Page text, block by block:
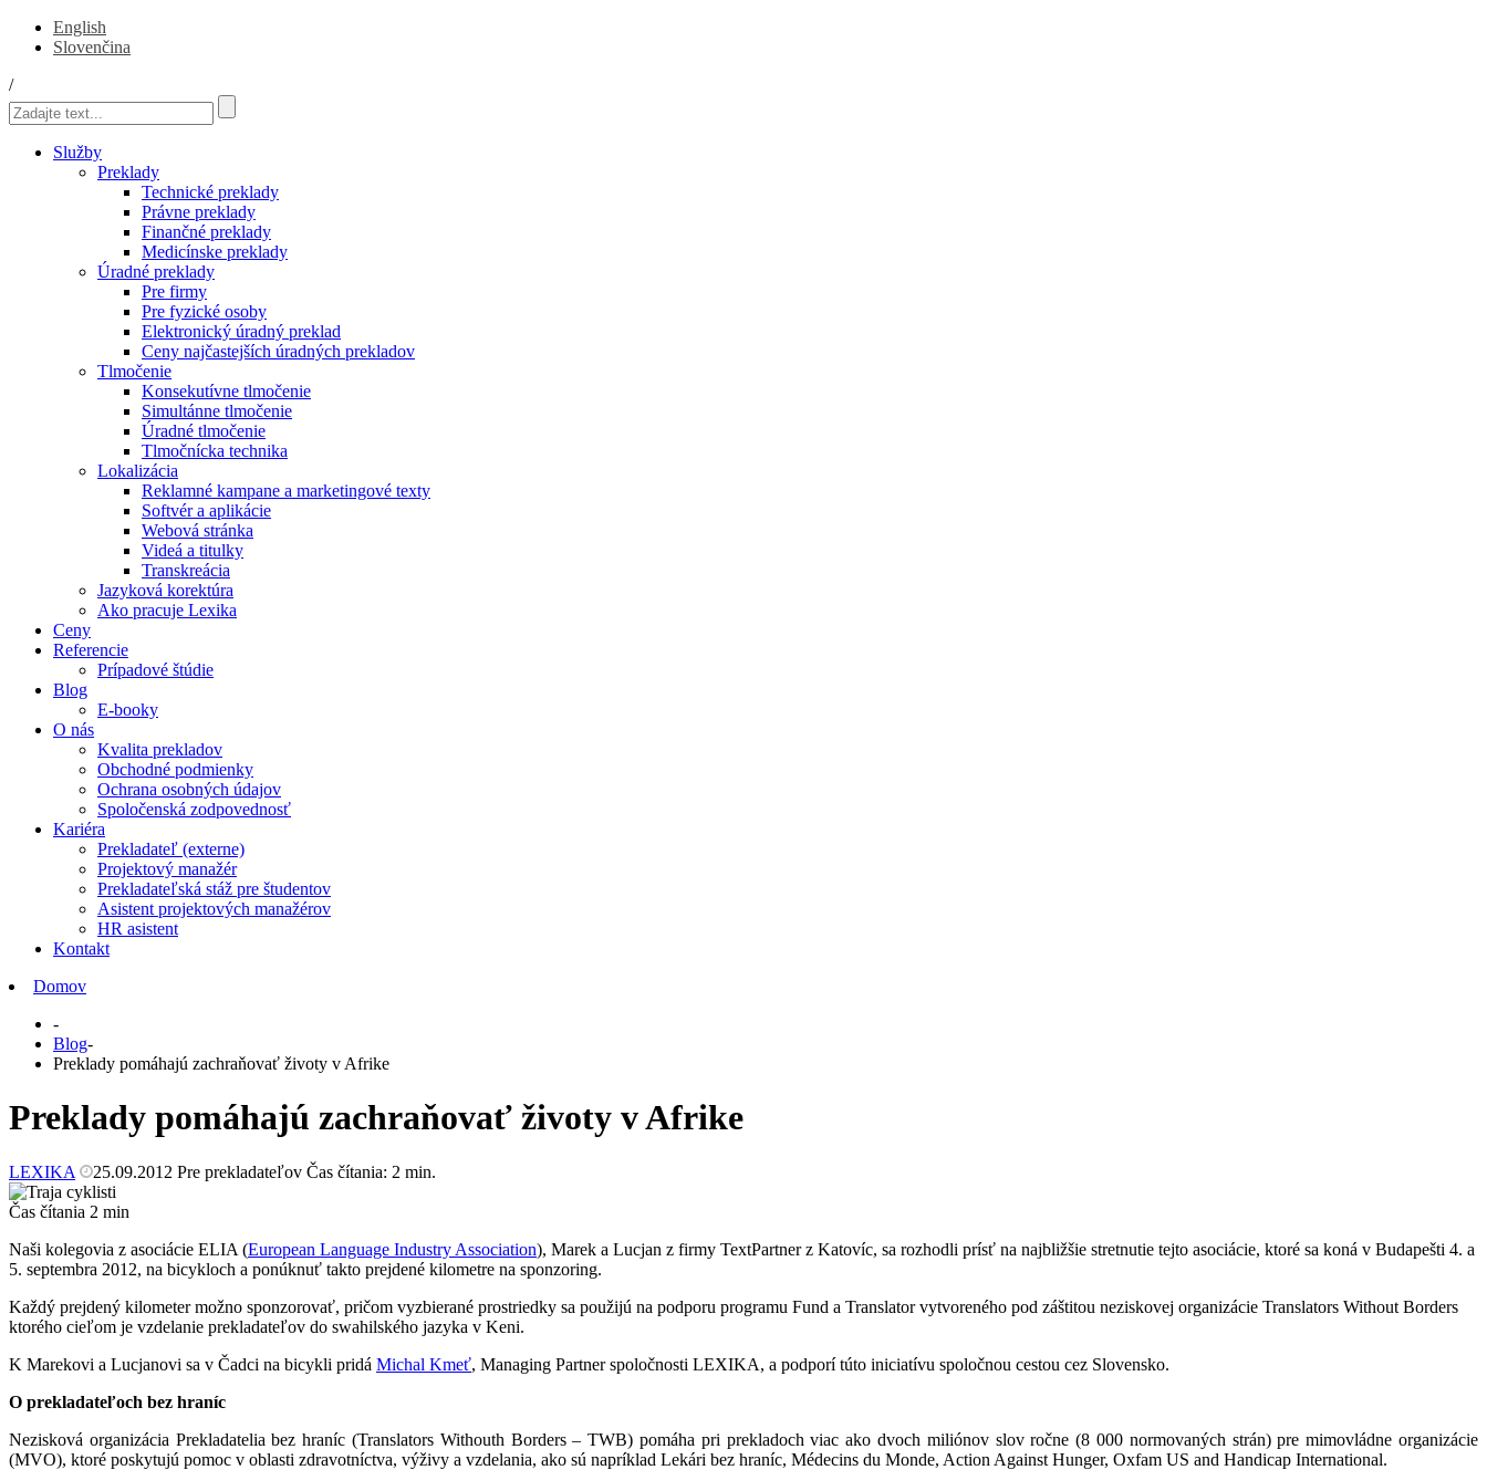
English
Slovenčina
/
Služby
Preklady
Technické preklady
Právne preklady
Finančné preklady
Medicínske preklady
Úradné preklady
Pre firmy
Pre fyzické osoby
Elektronický úradný preklad
Ceny najčastejších úradných prekladov
Tlmočenie
Konsekutívne tlmočenie
Simultánne tlmočenie
Úradné tlmočenie
Tlmočnícka technika
Lokalizácia
Reklamné kampane a marketingové texty
Softvér a aplikácie
Webová stránka
Videá a titulky
Transkreácia
Jazyková korektúra
Ako pracuje Lexika
Ceny
Referencie
Prípadové štúdie
Blog
E-booky
O nás
Kvalita prekladov
Obchodné podmienky
Ochrana osobných údajov
Spoločenská zodpovednosť
Kariéra
Prekladateľ (externe)
Projektový manažér
Prekladateľská stáž pre študentov
Asistent projektových manažérov
HR asistent
Kontakt
Domov
-
Blog-
Preklady pomáhajú zachraňovať životy v Afrike
Preklady pomáhajú zachraňovať životy v Afrike
LEXIKA 25.09.2012 Pre prekladateľov Čas čítania: 2 min.
Čas čítania 2 min
Naši kolegovia z asociácie ELIA (European Language Industry Association), Marek a Lucjan z firmy TextPartner z Katovíc, sa rozhodli prísť na najbližšie stretnutie tejto asociácie, ktoré sa koná v Budapešti 4. a
5. septembra 2012, na bicykloch a ponúknuť takto prejdené kilometre na sponzoring.
Každý prejdený kilometer možno sponzorovať, pričom vyzbierané prostriedky sa použijú na podporu programu Fund a Translator vytvoreného pod záštitou neziskovej organizácie Translators Without Borders
ktorého cieľom je vzdelanie prekladateľov do swahilského jazyka v Keni.
K Marekovi a Lucjanovi sa v Čadci na bicykli pridá Michal Kmeť, Managing Partner spoločnosti LEXIKA, a podporí túto iniciatívu spoločnou cestou cez Slovensko.
O prekladateľoch bez hraníc
Nezisková organizácia Prekladatelia bez hraníc (Translators Withouth Borders – TWB) pomáha pri prekladoch viac ako dvoch miliónov slov ročne (8 000 normovaných strán) pre mimovládne organizácie
(MVO), ktoré poskytujú pomoc v oblasti zdravotníctva, výživy a vzdelania, ako sú napríklad Lekári bez hraníc, Médecins du Monde, Action Against Hunger, Oxfam US and Handicap International.